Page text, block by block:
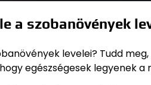
a szobanövények
levelei? Tudd
egészségesek legyenek a